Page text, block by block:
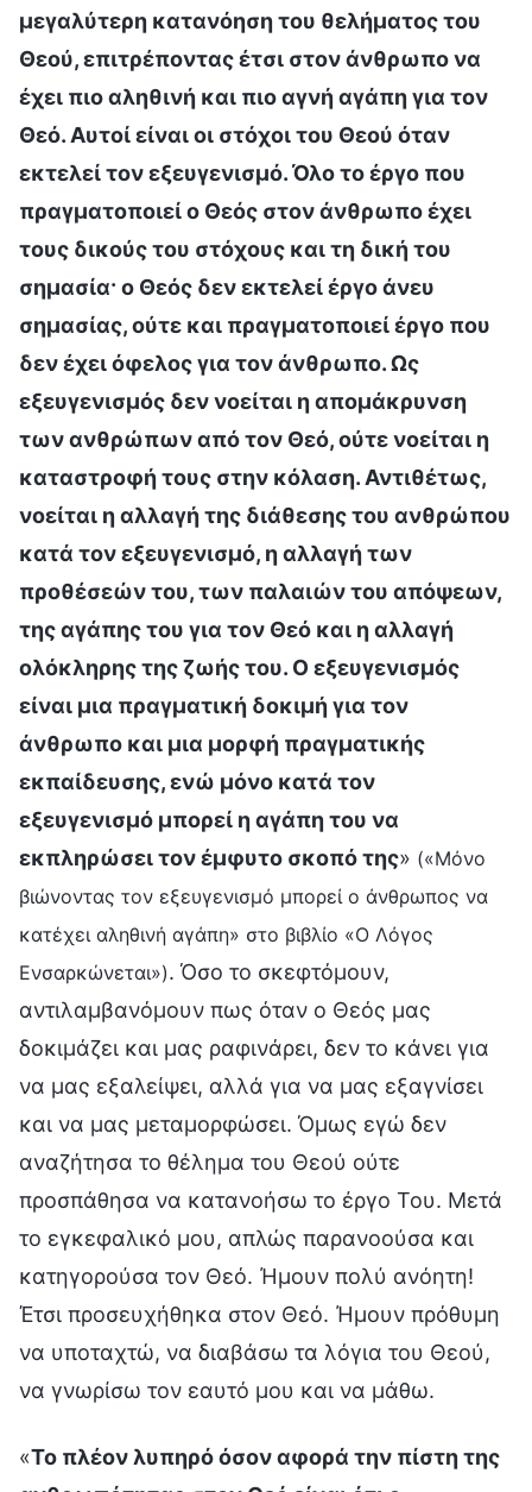
μεγαλύτερη κατανόηση του θελήματος του
Θεού, επιτρέποντας έτσι στον άνθρωπο να
έχει πιο αληθινή και πιο αγνή αγάπη για τον
Θεό. Αυτοί είναι οι στόχοι του Θεού όταν
εκτελεί τον εξευγενισμό. Όλο το έργο που
πραγματοποιεί ο Θεός στον άνθρωπο έχει
τους δικούς του στόχους και τη δική του
σημασία· ο Θεός δεν εκτελεί έργο άνευ
σημασίας, ούτε και πραγματοποιεί έργο που
δεν έχει όφελος για τον άνθρωπο. Ως
εξευγενισμός δεν νοείται η απομάκρυνση
των ανθρώπων από τον Θεό, ούτε νοείται η
καταστροφή τους στην κόλαση. Αντιθέτως,
νοείται η αλλαγή της διάθεσης του ανθρώπου
κατά τον εξευγενισμό, η αλλαγή των
προθέσεών του, των παλαιών του απόψεων,
της αγάπης του για τον Θεό και η αλλαγή
ολόκληρης της ζωής του. Ο εξευγενισμός
είναι μια πραγματική δοκιμή για τον
άνθρωπο και μια μορφή πραγματικής
εκπαίδευσης, ενώ μόνο κατά τον
εξευγενισμό μπορεί η αγάπη του να
εκπληρώσει τον έμφυτο σκοπό της» («Μόνο
βιώνοντας τον εξευγενισμό μπορεί ο άνθρωπος να
κατέχει αληθινή αγάπη» στο βιβλίο «Ο Λόγος
Ενσαρκώνεται»). Όσο το σκεφτόμουν,
αντιλαμβανόμουν πως όταν ο Θεός μας
δοκιμάζει και μας ραφινάρει, δεν το κάνει για
να μας εξαλείψει, αλλά για να μας εξαγνίσει
και να μας μεταμορφώσει. Όμως εγώ δεν
αναζήτησα το θέλημα του Θεού ούτε
προσπάθησα να κατανοήσω το έργο Του. Μετά
το εγκεφαλικό μου, απλώς παρανοούσα και
κατηγορούσα τον Θεό. Ήμουν πολύ ανόητη!
Έτσι προσευχήθηκα στον Θεό. Ήμουν πρόθυμη
να υποταχτώ, να διαβάσω τα λόγια του Θεού,
να γνωρίσω τον εαυτό μου και να μάθω.
«Το πλέον λυπηρό όσον αφορά την πίστη της